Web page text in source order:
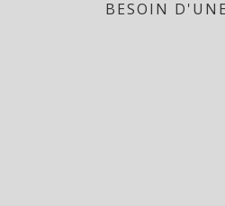
BESOIN